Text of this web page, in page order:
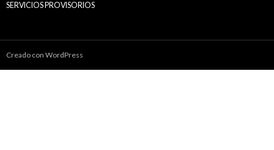
SERVICIOS PROVISORIOS
Creado con WordPress